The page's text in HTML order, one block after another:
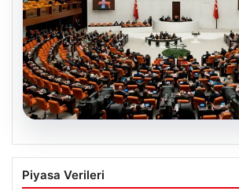
07.08.2026
TBMM’de “Terörsüz Türkiye”
Tartışması: İYİ Parti’nin
Piyasa Verileri